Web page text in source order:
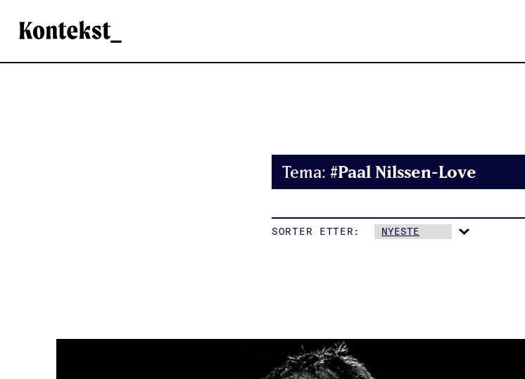
Kontekst
Tema: #Paal Nilssen-Love
SORTER ETTER: